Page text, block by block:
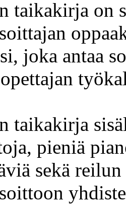
taikakirja on
joka antaa
taikakirja
pieniä
sekä